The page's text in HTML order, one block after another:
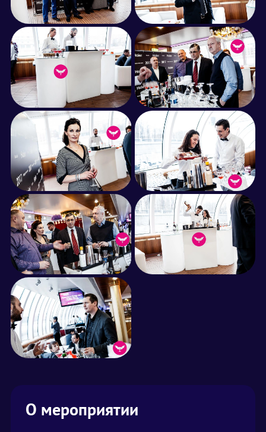
О мероприятии